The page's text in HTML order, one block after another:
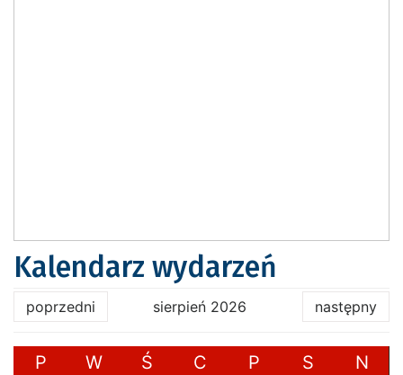
Kalendarz wydarzeń
poprzedni sierpień 2026 następny
P W Ś C P S N